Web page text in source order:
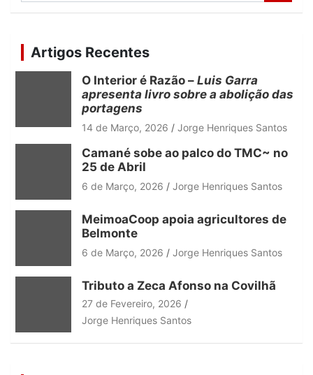
a
c
h
Artigos Recentes
O Interior é Razão – Luis Garra
apresenta livro sobre a abolição das
portagens
14 de Março, 2026 Jorge Henriques Santos
Camané sobe ao palco do TMC~ no
25 de Abril
6 de Março, 2026 Jorge Henriques Santos
MeimoaCoop apoia agricultores de
Belmonte
6 de Março, 2026 Jorge Henriques Santos
Tributo a Zeca Afonso na Covilhã
27 de Fevereiro, 2026
Jorge Henriques Santos